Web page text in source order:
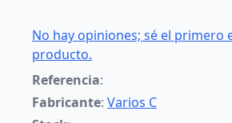
No hay opiniones; sé el primero
producto.
Referencia:
Fabricante: Varios C